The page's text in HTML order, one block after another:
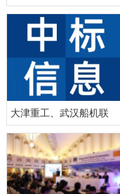
大津重工、武汉船机联